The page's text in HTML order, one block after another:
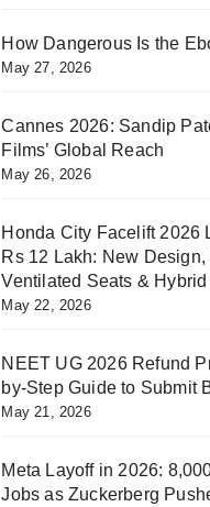
How Dangerous Is the
May 27, 2026
Cannes 2026: Sandip
Films’ Global Reach
May 26, 2026
Honda City Facelift 2026
Rs 12 Lakh: New
Ventilated Seats & Hybrid
May 22, 2026
NEET UG 2026 Refund
by-Step Guide to Submit
May 21, 2026
Meta Layoff in 2026:
Jobs as Zuckerberg